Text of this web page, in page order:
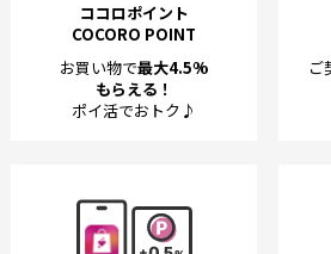
ココロポイント
COCORO POINT
お買い物で最大4.5%
もらえる！
ポイ活でおトク♪
ご